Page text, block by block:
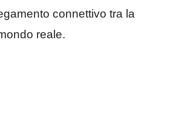
connettivo tra la
reale.